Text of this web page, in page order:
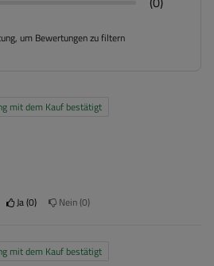
um Bewertungen zu filtern
mit dem Kauf bestätigt
Ja 0 Nein 0
mit dem Kauf bestätigt